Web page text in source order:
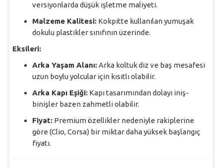
versiyonlarda düşük işletme maliyeti.
Malzeme Kalitesi: Kokpitte kullanılan yumuşak
dokulu plastikler sınıfının üzerinde.
Eksileri:
Arka Yaşam Alanı:Arka koltuk diz ve baş mesafesi
uzun boylu yolcular için kısıtlı olabilir.
Arka Kapı Eşiği: Kapı tasarımından dolayı iniş-
binişler bazen zahmetli olabilir.
Fiyat: Premium özellikler nedeniyle rakiplerine
göre (Clio, Corsa) bir miktar daha yüksek başlangıç
fiyatı.